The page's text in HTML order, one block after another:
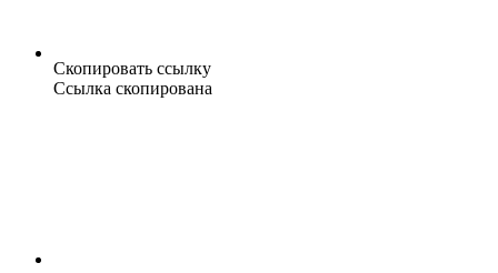
Скопировать ссылку
Ссылка скопирована